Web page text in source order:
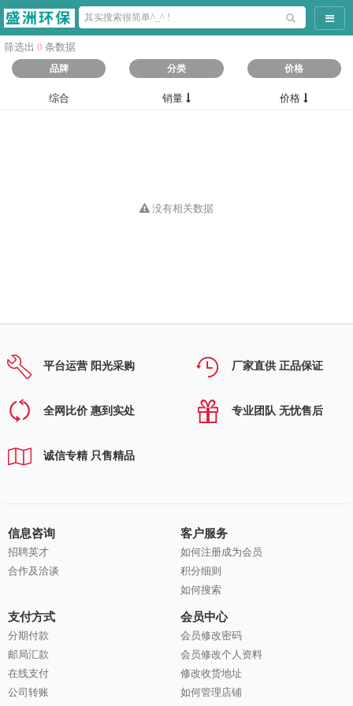
导航
筛选出 0 条数据
品牌 分类 价格
综合 销量 价格
没有相关数据
平台运营 阳光采购 厂家直供 正品保证
全网比价 惠到实处 专业团队 无忧售后
诚信专精 只售精品
信息咨询
招聘英才
合作及洽谈
客户服务
如何注册成为会员
积分细则
如何搜索
支付方式
分期付款
邮局汇款
在线支付
公司转账
会员中心
会员修改密码
会员修改个人资料
修改收货地址
如何管理店铺